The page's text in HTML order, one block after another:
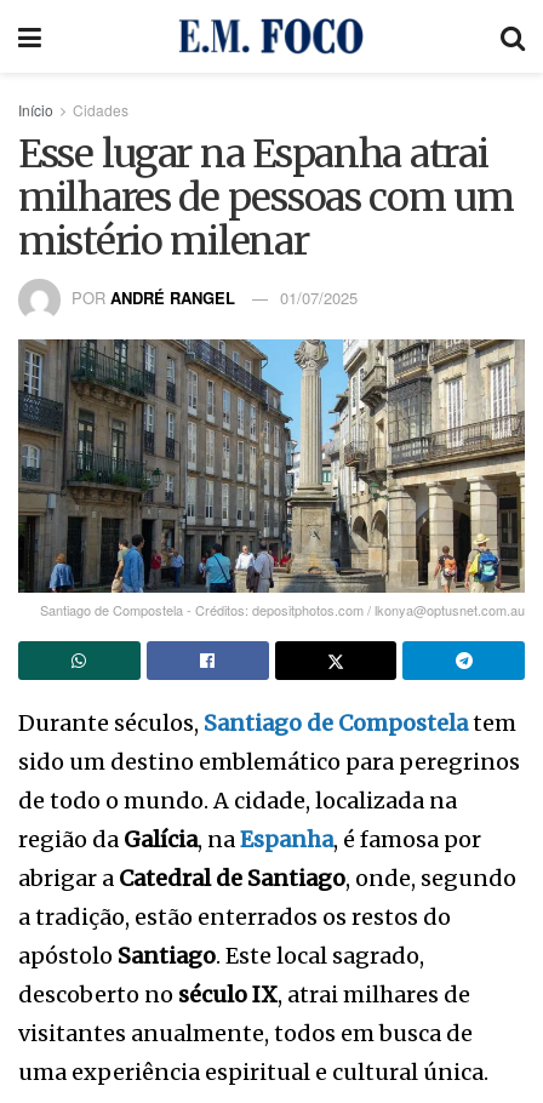
Início Cidades
Esse lugar na Espanha atrai
milhares de pessoas com um
mistério milenar
POR ANDRÉ RANGEL 01/07/2025
Santiago de Compostela - Créditos: depositphotos.com / lkonya@optusnet.com.au
Durante séculos, Santiago de Compostelatem
sido um destino emblemático para peregrinos
de todo o mundo. A cidade, localizada na
região da Galícia, naEspanha, é famosa por
abrigar a Catedral de Santiago, onde, segundo
a tradição, estão enterrados os restos do
apóstolo Santiago. Este local sagrado,
descoberto no século IX, atrai milhares de
visitantes anualmente, todos em busca de
uma experiência espiritual e cultural única.